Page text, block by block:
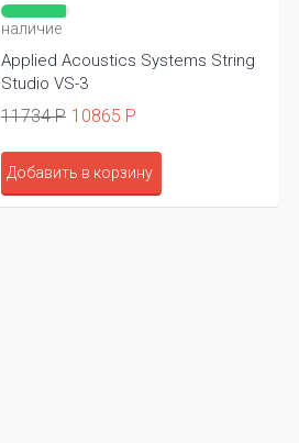
наличие
Applied Acoustics Systems String
Studio VS-3
11734 Р 10865 Р
Добавить в корзину